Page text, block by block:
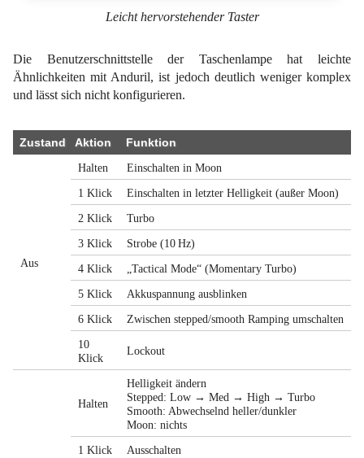
Leicht hervorstehender Taster
Die Benutzerschnittstelle der Taschenlampe hat leichte
Ähnlichkeiten mit Anduril, ist jedoch deutlich weniger komplex
und lässt sich nicht konfigurieren.
Zustand Aktion Funktion
Aus
Halten
Einschalten in Moon
1 Klick
Einschalten in letzter Helligkeit (außer Moon)
2 Klick
Turbo
3 Klick
Strobe (10 Hz)
4 Klick
„Tactical Mode“ (Momentary Turbo)
5 Klick
Akkuspannung ausblinken
6 Klick
Zwischen stepped/smooth Ramping umschalten
10
Klick
Lockout
Halten
Helligkeit ändern
Stepped: Low → Med → High → Turbo
Smooth: Abwechselnd heller/dunkler
Moon: nichts
1 Klick
Ausschalten